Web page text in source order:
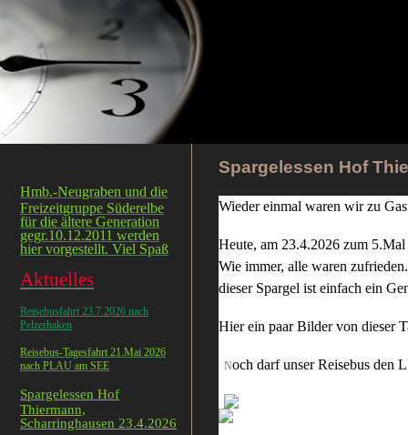
Hmb.-Neugraben und die
Freizeitgruppe Süderelbe
für die ältere Generation
gegr.10.12.2011 werden
hier vorgestellt. Viel Spaß
Aktuelles
Reisebusfahrt 23.7.2026 nach
Pelzerhaken
Reisebus-Tagesfahrt 21.Mai 2026
nach PLAU am SEE
Spargelessen Hof
Thiermann,
Scharringhausen 23.4.2026
Spargelessen Hof
Wieder einmal waren wir zu
Heute, am 23.4.2026 zum
Wie immer, alle waren
dieser Spargel ist einfach ein
Hier ein paar Bilder von dieser
Noch darf unser Reisebus den